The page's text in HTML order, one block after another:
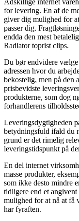
for levering. En af de
giver dig mulighed for
passer dig.
endda den mest
Radiator toprist clips.
Du bør endvidere
adressen hvor du
bekostelig, men på den
prisbevidste
produkterne, som dog
forhandlerens
Leveringsdygtigheden
betydningsfuld ifald du
grund er det rimelig
leveringstidspunkt på
En del internet
masse produkter,
som ikke desto mindre
tidligere end et
mulighed for at nå at få
har fyraften.